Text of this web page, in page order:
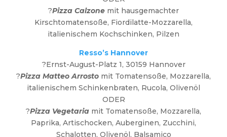
?Pizza Calzone mit hausgemachter
Kirschtomatensoße, Fiordilatte-Mozzarella,
italienischem Kochschinken, Pilzen
Resso’s Hannover
?Ernst-August-Platz 1, 30159 Hannover
?Pizza Matteo Arrosto mit Tomatensoße, Mozzarella,
italienischem Schinkenbraten, Rucola, Olivenöl
ODER
?Pizza Vegetaria mit Tomatensoße, Mozzarella,
Paprika, Artischocken, Auberginen, Zucchini,
Schalotten, Olivenöl, Balsamico